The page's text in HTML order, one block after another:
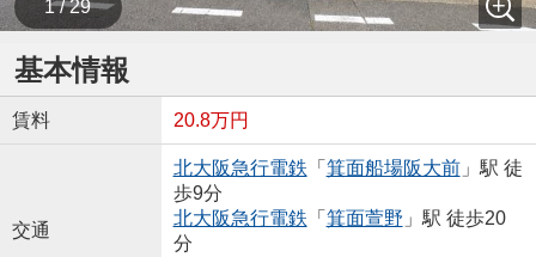
1 / 29
基本情報
賃料 20.8万円
交通
北大阪急行電鉄 「 箕面船場阪大前」駅 徒
歩9分
北大阪急行電鉄 「 箕面萱野 」駅 徒歩20
分